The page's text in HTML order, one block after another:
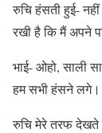
रुचि हंसती हुई-
रखी है कि मैं अपने
भाई- ओहो, साली
हम सभी हंसने लगे।
रुचि मेरे तरफ देखते